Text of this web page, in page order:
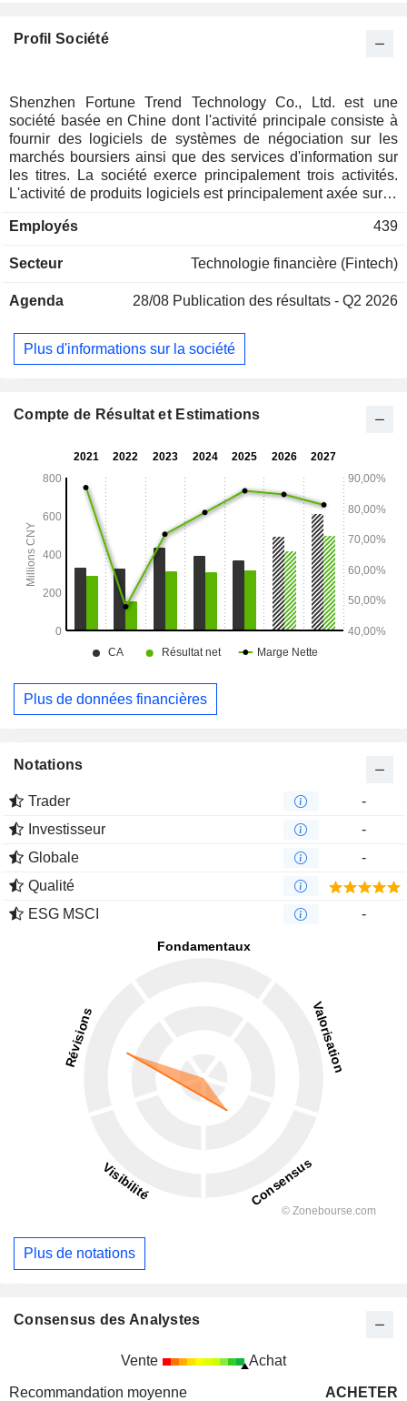
Profil Société
Shenzhen Fortune Trend Technology Co., Ltd. est une
société basée en Chine dont l'activité principale consiste à
fournir des logiciels de systèmes de négociation sur les
marchés boursiers ainsi que des services d'information sur
les titres. La société exerce principalement trois activités.
L'activité de produits logiciels est principalement axée sur la
marché, de systèmes de négociation de titres, de systèmes
maintenance est principalement axée sur la fourniture de
courantes, d'assistance d'urgence, de visites de suivi non
et d'autres services. L'activité de services d'information sur
les titres est principalement axée sur la fourniture de
marchés nationaux et internationaux.
Employés 439
Secteur Technologie financière (Fintech)
Agenda 28/08 Publication des résultats - Q2 2026
Plus d'informations sur la société
Compte de Résultat et Estimations
Plus de données financières
Notations
Trader
-
Investisseur
-
Globale
-
Qualité
ESG MSCI
-
Plus de notations
Consensus des Analystes
Vente Achat
Recommandation moyenne
ACHETER